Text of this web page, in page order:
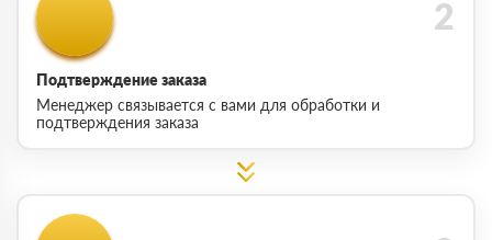
Подтверждение заказа
Менеджер связывается с вами для обработки и
подтверждения заказа